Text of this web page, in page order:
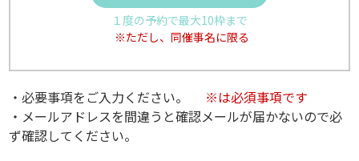
１度の予約で最大10枠まで
※ただし、同催事名に限る
・必要事項をご入力ください。
※は必須事項です
・メールアドレスを間違うと確認メールが届かないので必
ず確認してください。